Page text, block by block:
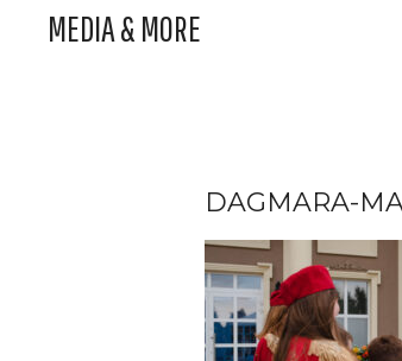
MEDIA & MORE
DAGMARA-